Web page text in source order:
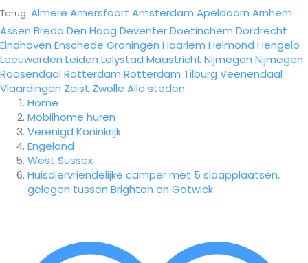
Terug Almere Amersfoort Amsterdam Apeldoorn Arnhem
Assen Breda Den Haag DeventerDoetinchem Dordrecht
Eindhoven Enschede Groningen Haarlem Helmond Hengelo
Leeuwarden Leiden Lelystad Maastricht Nijmegen Nijmegen
Roosendaal Rotterdam Rotterdam Tilburg Veenendaal
Vlaardingen Zeist Zwolle Alle steden
Home
Mobilhome huren
Verenigd Koninkrijk
Engeland
West Sussex
Huisdiervriendelijke camper met 5 slaapplaatsen,
gelegen tussen Brighton en Gatwick